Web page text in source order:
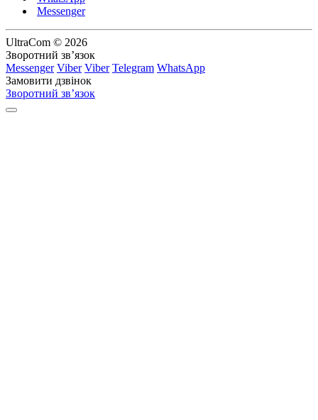
Messenger
UltraCom © 2026
Зворотний зв’язок
Messenger Viber Viber Telegram WhatsApp
Замовити дзвінок
Зворотний зв’язок